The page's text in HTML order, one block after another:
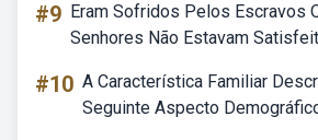
#9 Eram Sofridos Pelos Escravos
Senhores Não Estavam
#10 A Característica Familiar
Seguinte Aspecto